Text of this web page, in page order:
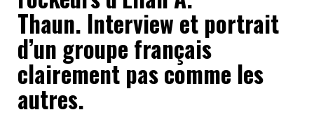
Thaun. Interview et portrait
d’un groupe français
clairement pas comme les
autres.